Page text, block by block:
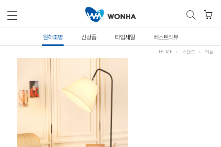
원하조명 신상품 타임세일 베스트리뷰
HOME 스탠드 거실